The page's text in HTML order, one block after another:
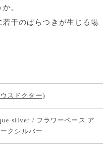
。
干のばらつきが生じる場
スドクター)
silver / フラワーベース ア
クシルバー